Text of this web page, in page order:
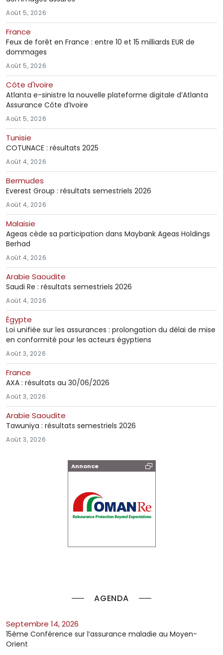
Annonce
AGENDA
septembre 14, 2026
15ème Conférence sur l’assurance maladie au Moyen-
Orient
Août 5, 2026
France
Feux de forêt en France : entre 10 et 15 milliards EUR de
dommages
Août 5, 2026
Côte d'Ivoire
Atlanta e-sinistre la nouvelle plateforme digitale d’Atlanta
Assurance Côte d’Ivoire
Août 5, 2026
Tunisie
COTUNACE : résultats 2025
Août 4, 2026
Bermudes
Everest Group : résultats semestriels 2026
Août 4, 2026
Malaisie
Ageas cède sa participation dans Maybank Ageas Holdings
Berhad
Août 4, 2026
Arabie Saoudite
Saudi Re : résultats semestriels 2026
Août 4, 2026
Égypte
Loi unifiée sur les assurances : prolongation du délai de mise
en conformité pour les acteurs égyptiens
Août 3, 2026
France
AXA : résultats au 30/06/2026
Août 3, 2026
Arabie Saoudite
Tawuniya : résultats semestriels 2026
Août 3, 2026